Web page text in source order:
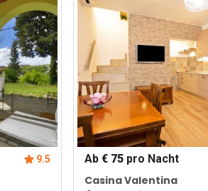
9.5 Ab € 75pro Nacht
Casina Valentina